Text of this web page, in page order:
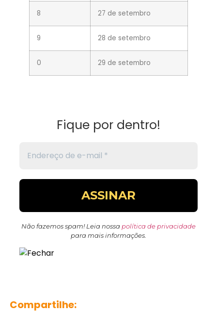
8 27 de setembro
9 28 de setembro
0 29 de setembro
Fique por dentro!
Não fazemos spam! Leia nossapolítica de privacidade
para mais informações.
Compartilhe: